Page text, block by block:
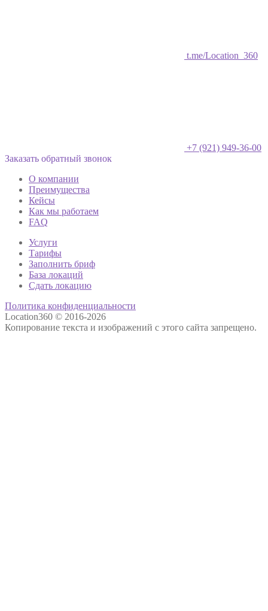
t.me/Location_360
+7 (921) 949-36-00
Заказать обратный звонок
О компании
Преимущества
Кейсы
Как мы работаем
FAQ
Услуги
Тарифы
Заполнить бриф
База локаций
Сдать локацию
Политика конфиденциальности
Location360 © 2016-2026
Копирование текста и изображений с этого сайта запрещено.